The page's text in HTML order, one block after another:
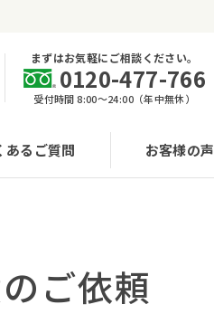
まずはお気軽にご相談ください。
0120-477-766
受付時間 8:00〜24:00（年中無休）
あるご質問 お客様の声
ご依頼